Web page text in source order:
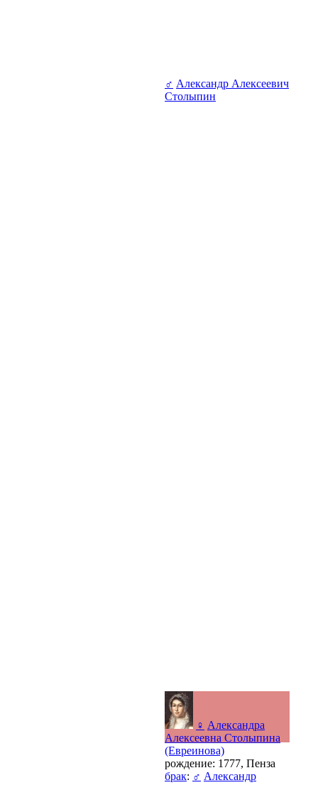
♂ Александр Алексеевич
Столыпин
♀ Александра
Алексеевна Столыпина
(Евреинова)
рождение: 1777, Пенза
брак: ♂ Александр